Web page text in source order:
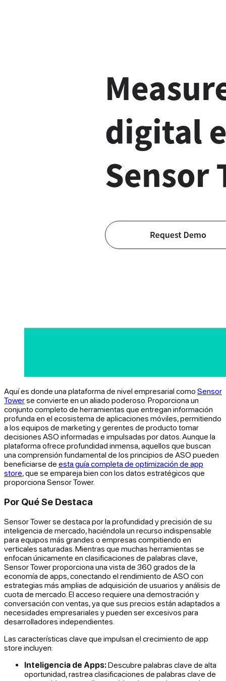
Aquí es donde una plataforma de nivel empresarial como Sensor
Towerse convierte en un aliado poderoso. Proporciona un
conjunto completo de herramientas que entregan información
profunda en el ecosistema de aplicaciones móviles, permitiendo
a los equipos de marketing y gerentes de producto tomar
decisiones ASO informadas e impulsadas por datos. Aunque la
plataforma ofrece profundidad inmensa, aquellos que buscan
una comprensión fundamental de los principios de ASO pueden
beneficiarse de esta guía completa de optimización de app
store, que se empareja bien con los datos estratégicos que
proporciona Sensor Tower.
Por Qué Se Destaca
Sensor Tower se destaca por la profundidad y precisión de su
inteligencia de mercado, haciéndola un recurso indispensable
para equipos más grandes o empresas compitiendo en
verticales saturadas. Mientras que muchas herramientas se
enfocan únicamente en clasificaciones de palabras clave,
Sensor Tower proporciona una vista de 360 grados de la
economía de apps, conectando el rendimiento de ASO con
estrategias más amplias de adquisición de usuarios y análisis de
cuota de mercado. El acceso requiere una demostración y
conversación con ventas, ya que sus precios están adaptados a
necesidades empresariales y pueden ser excesivos para
desarrolladores independientes.
Las características clave que impulsan el crecimiento de app
store incluyen:
Inteligencia de Apps:Descubre palabras clave de alta
oportunidad, rastrea clasificaciones de palabras clave de